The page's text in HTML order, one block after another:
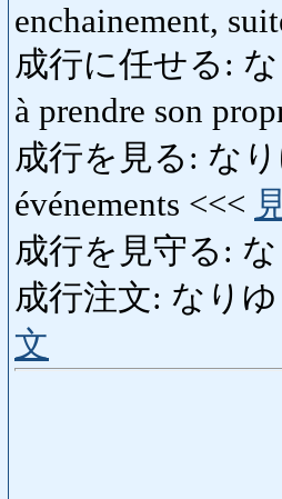
enchainement,
成行に任せる:
à prendre son
成行を見る: な
événements <<<
成行を見守る:
成行注文: なり
文